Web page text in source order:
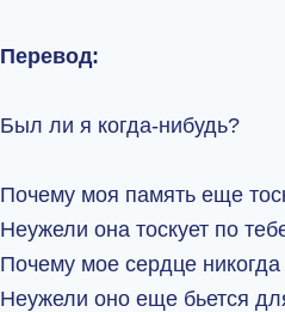
Перевод:
Был ли я когда-нибудь?
Почему моя память еще
Неужели она тоскует по
Почему мое сердце никогда
Неужели оно еще бьется